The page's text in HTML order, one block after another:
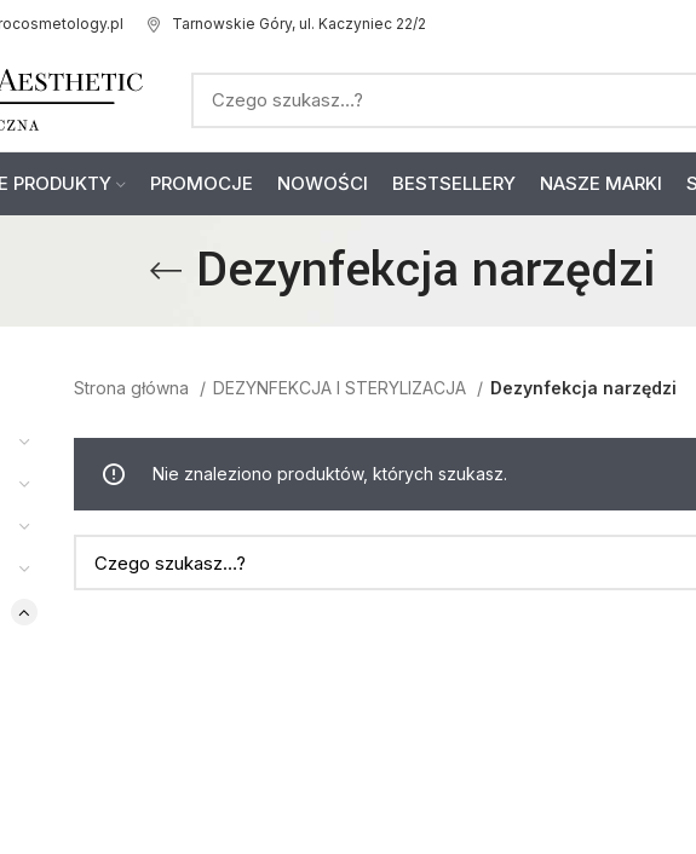
Tarnowskie Góry, ul. Kaczyniec 22/2
PRODUKTY PROMOCJE NOWOŚCI BESTSELLERY NASZE MARKI
Dezynfekcja narzędzi
Strona główna DEZYNFEKCJA I STERYLIZACJA Dezynfekcja narzędzi
Nie znaleziono produktów, których szukasz.